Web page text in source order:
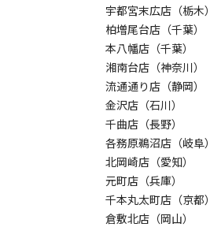
宇都宮末広店（栃木）
柏増尾台店（千葉）
本八幡店（千葉）
湘南台店（神奈川）
流通通り店（静岡）
金沢店（石川）
千曲店（長野）
各務原鵜沼店（岐阜）
北岡崎店（愛知）
元町店（兵庫）
千本丸太町店（京都）
倉敷北店（岡山）